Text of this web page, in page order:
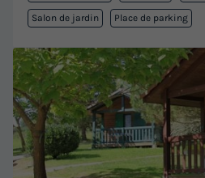
Salon de jardin Place de parking